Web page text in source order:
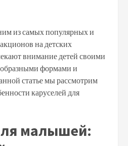
из самых популярных и
на детских
внимание детей своими
формами и
статье мы рассмотрим
каруселей для
малышей: